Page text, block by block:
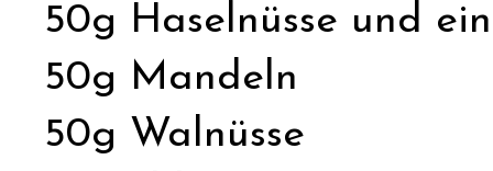
50g Haselnüsse und
50g Mandeln
50g Walnüsse